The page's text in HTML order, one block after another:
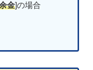
金]の場合